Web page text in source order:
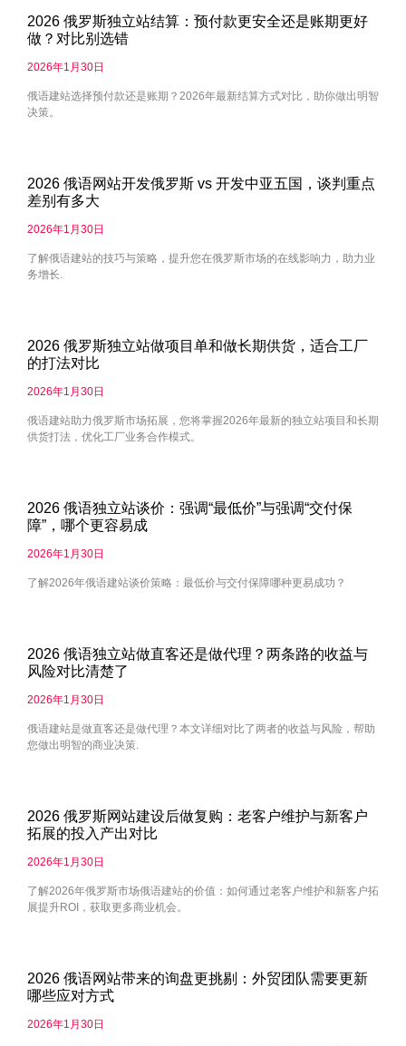
2026 俄罗斯独立站结算：预付款更安全还是账期更好
做？对比别选错
2026年1月30日
俄语建站选择预付款还是账期？2026年最新结算方式对比，助你做出明智
决策。
2026 俄语网站开发俄罗斯 vs 开发中亚五国，谈判重点
差别有多大
2026年1月30日
了解俄语建站的技巧与策略，提升您在俄罗斯市场的在线影响力，助力业
务增长.
2026 俄罗斯独立站做项目单和做长期供货，适合工厂
的打法对比
2026年1月30日
俄语建站助力俄罗斯市场拓展，您将掌握2026年最新的独立站项目和长期
供货打法，优化工厂业务合作模式。
2026 俄语独立站谈价：强调“最低价”与强调“交付保
障”，哪个更容易成
2026年1月30日
了解2026年俄语建站谈价策略：最低价与交付保障哪种更易成功？
2026 俄语独立站做直客还是做代理？两条路的收益与
风险对比清楚了
2026年1月30日
俄语建站是做直客还是做代理？本文详细对比了两者的收益与风险，帮助
您做出明智的商业决策.
2026 俄罗斯网站建设后做复购：老客户维护与新客户
拓展的投入产出对比
2026年1月30日
了解2026年俄罗斯市场俄语建站的价值：如何通过老客户维护和新客户拓
展提升ROI，获取更多商业机会。
2026 俄语网站带来的询盘更挑剔：外贸团队需要更新
哪些应对方式
2026年1月30日